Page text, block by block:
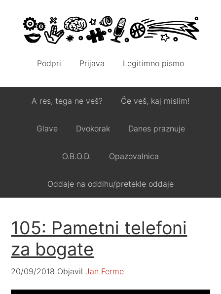
Podpri Prijava Legitimno pismo
A res, tega ne veš? Če veš, kaj mislim!
Glave Dvokorak Danes praznuje
O.B.O.D. Opazovalnica
Oddaje na oddihu/pretekle oddaje
105: Pametni telefoni
za bogate
20/09/2018 ObjavilJan Ferme